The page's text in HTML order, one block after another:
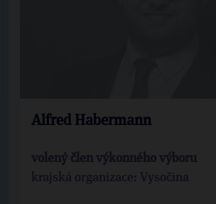
Alfred Habermann
volený člen výkonného výboru
krajská organizace: Vysočina